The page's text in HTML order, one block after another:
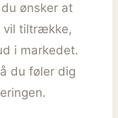
ønsker at
vil tiltrække,
i markedet.
du føler dig